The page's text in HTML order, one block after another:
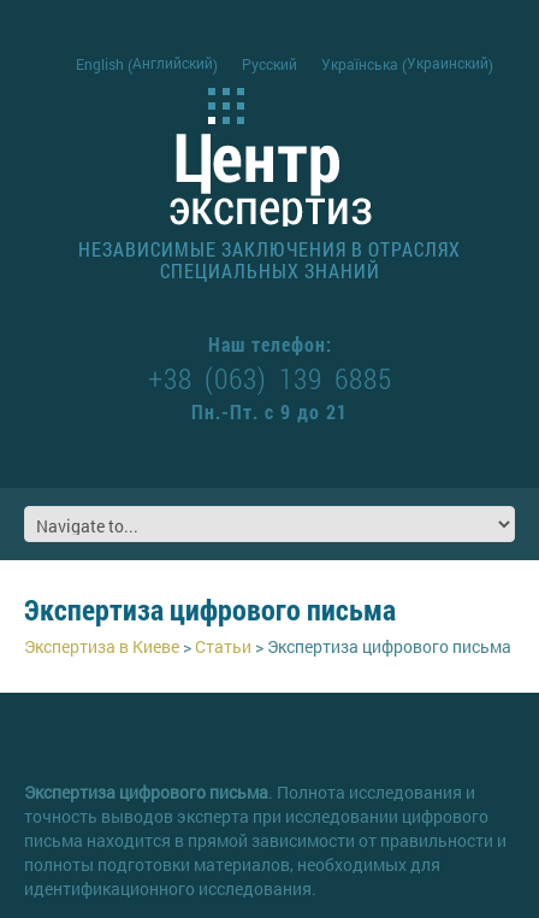
English (Английский) Русский Українська (Украинский)
НЕЗАВИСИМЫЕ ЗАКЛЮЧЕНИЯ В ОТРАСЛЯХ
СПЕЦИАЛЬНЫХ ЗНАНИЙ
Наш телефон:
+38 (063) 139 6885
Пн.-Пт. с 9 до 21
Экспертиза цифрового письма
Экспертиза в Киеве >Статьи > Экспертиза цифрового письма
Экспертиза цифрового письма . Полнота исследования и
точность выводов эксперта при исследовании цифрового
письма находится в прямой зависимости от правильности и
полноты подготовки материалов, необходимых для
идентификационного исследования.